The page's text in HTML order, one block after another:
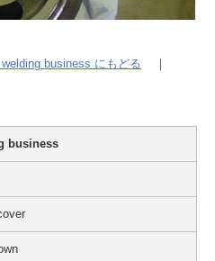
business にもどる ｜
business